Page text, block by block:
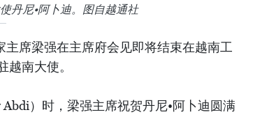
丹尼•阿卜迪。图自越通社
席梁强在主席府会见即将结束在越南工
南大使。
）时，梁强主席祝贺丹尼•阿卜迪圆满